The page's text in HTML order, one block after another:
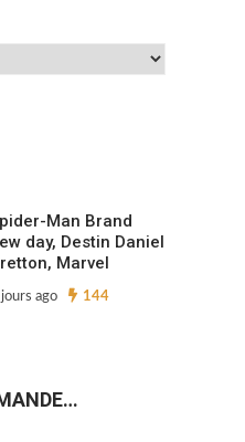
Man Brand
day, Destin Daniel
Marvel
ago 144